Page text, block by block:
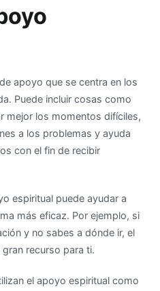
apoyo que se centra en los
Puede incluir cosas como
mejor los momentos difíciles,
a los problemas y ayuda
con el fin de recibir
espiritual puede ayudar a
más eficaz. Por ejemplo, si
y no sabes a dónde ir, el
recurso para ti.
el apoyo espiritual como